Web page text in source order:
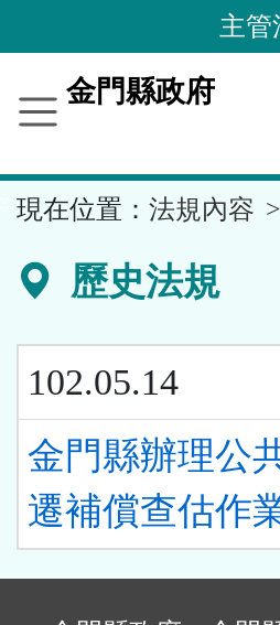
到
要
容
區
主管
金門縣政府
現在位置： 法規內容
歷史法規
102.05.14
金門縣辦理公
遷補償查估作